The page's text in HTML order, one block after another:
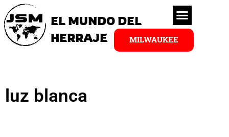
EL MUNDO DEL
HERRAJE
MILWAUKEE
luz blanca